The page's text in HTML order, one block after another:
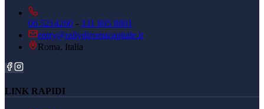
06 5214260 - 331 805 8801
entry@rallydiromacapitale.it
Roma, Italia
LINK RAPIDI